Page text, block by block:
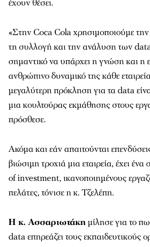
έχουν θέσει.
«Στην Coca Cola χρησιμοποιούμε την
τη συλλογή και την ανάλυση των
σημαντικό να υπάρχει η γνώση και η
ανθρώπινο δυναμικό της κάθε
μεγαλύτερη πρόκληση για τα data
μια κουλτούρας εκμάθησης στους
πρόσθεσε.
Ακόμα και εάν απαιτούνται
βιώσιμη τροχιά μια εταιρεία, έχει
of investment, ικανοποιημένους
πελάτες, τόνισε η κ. Τζελέπη.
Η κ. Ασσαριωτάκημίλησε για το
data επηρεάζει τους εκπαιδευτικούς